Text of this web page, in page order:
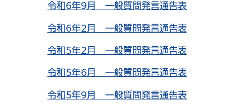
令和6年9月 一般質問発言通告表
令和6年2月 一般質問発言通告表
令和5年2月 一般質問発言通告表
令和5年6月 一般質問発言通告表
令和5年9月 一般質問発言通告表